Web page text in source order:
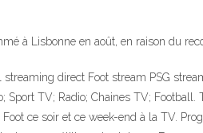
à Lisbonne en août, en raison du
direct Foot stream PSG
Sport TV; Radio; Chaines TV;
ce soir et ce week-end à la TV.